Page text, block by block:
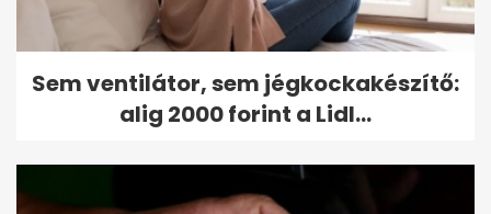
Sem ventilátor, sem jégkockakészítő:
alig 2000 forint a Lidl...